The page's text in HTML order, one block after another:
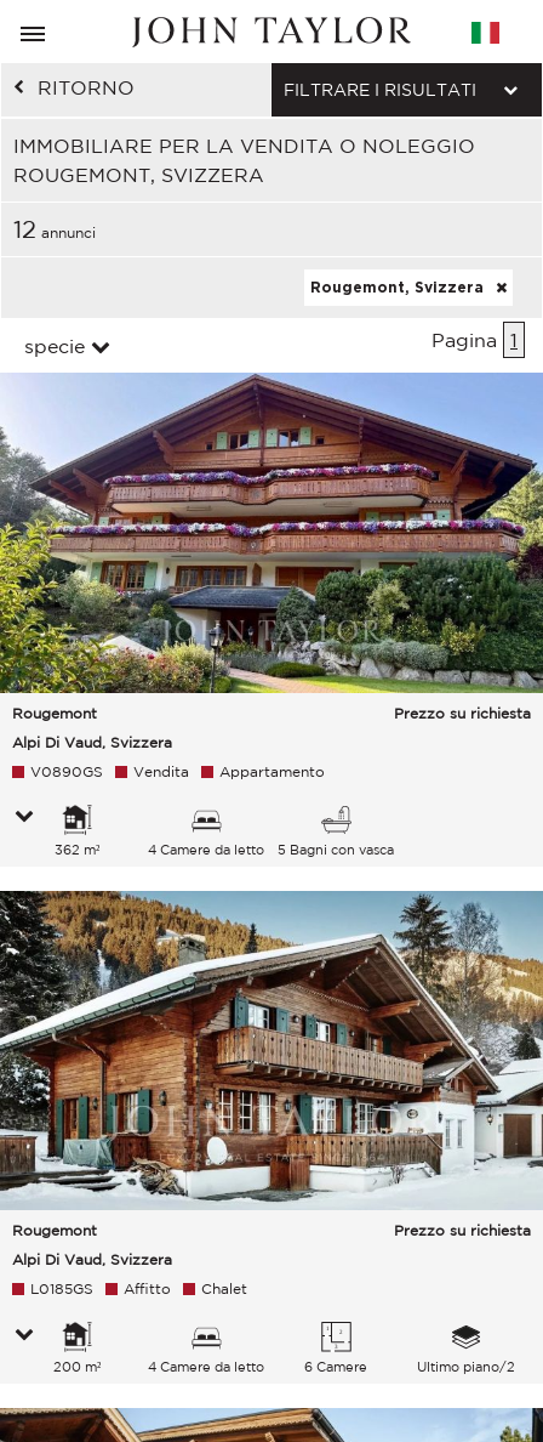
RITORNO
IMMOBILIARE PER LA VENDITA O NOLEGGIO
ROUGEMONT, SVIZZERA
FILTRARE I RISULTATI
12 annunci
Rougemont, Svizzera
specie Pagina 1
Rougemont
Alpi Di Vaud, Svizzera
Prezzo su richiesta
V0890GS Vendita Appartamento
362 m² 4 Camere da letto 5 Bagni con vasca
Rougemont
Alpi Di Vaud, Svizzera
Prezzo su richiesta
L0185GS Affitto Chalet
200 m² 4 Camere da letto 6 Camere Ultimo piano/2